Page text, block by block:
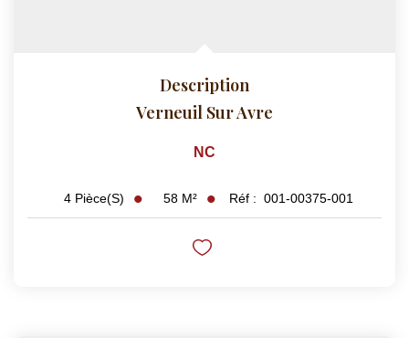
Description
Verneuil Sur Avre
NC
4 Pièce(s) 58 M² Réf : 001-00375-001